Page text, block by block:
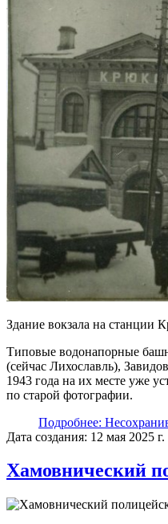
Здание вокзала на станции
Типовые водонапорные
(сейчас Лихославль),
1943 года на их месте уже
по старой фотографии.
Подробнее:
Дата создания: 12 мая 2025 г.
Хамовнический